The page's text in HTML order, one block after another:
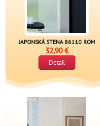
JAPONSKÁ STENA 86110 ROM
32,90 €
Detail